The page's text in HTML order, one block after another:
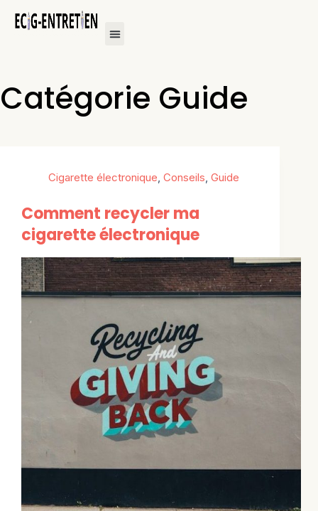
Catégorie Guide
Cigarette électronique, Conseils, Guide
Comment recycler ma
cigarette électronique